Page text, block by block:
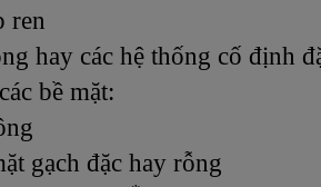
ren
hay các hệ thống cố định
bề mặt:
gạch đặc hay rỗng